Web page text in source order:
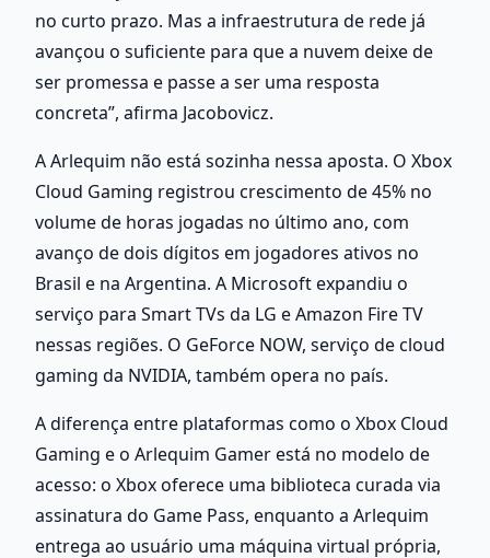
no curto prazo. Mas a infraestrutura de rede já
avançou o suficiente para que a nuvem deixe de
ser promessa e passe a ser uma resposta
concreta”, afirma Jacobovicz.
A Arlequim não está sozinha nessa aposta. O Xbox
Cloud Gaming registrou crescimento de 45% no
volume de horas jogadas no último ano, com
avanço de dois dígitos em jogadores ativos no
Brasil e na Argentina. A Microsoft expandiu o
serviço para Smart TVs da LG e Amazon Fire TV
nessas regiões. O GeForce NOW, serviço de cloud
gaming da NVIDIA, também opera no país.
A diferença entre plataformas como o Xbox Cloud
Gaming e o Arlequim Gamer está no modelo de
acesso: o Xbox oferece uma biblioteca curada via
assinatura do Game Pass, enquanto a Arlequim
entrega ao usuário uma máquina virtual própria,